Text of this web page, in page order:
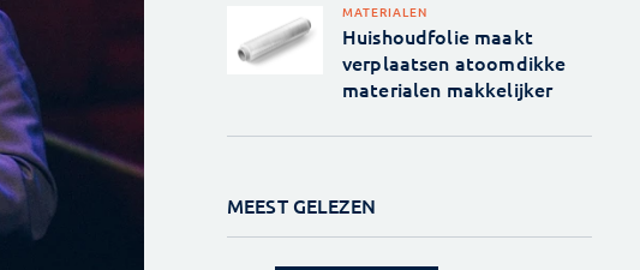
MATERIALEN
Huishoudfolie maakt
verplaatsen atoomdikke
materialen makkelijker
MEEST GELEZEN